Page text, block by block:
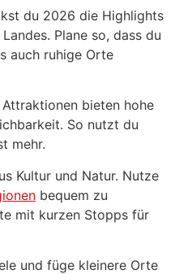
du 2026 die Highlights
Plane so, dass du
auch ruhige Orte
bieten hohe
So nutzt du
mehr.
Kultur und Natur. Nutze
bequem zu
mit kurzen Stopps für
und füge kleinere Orte